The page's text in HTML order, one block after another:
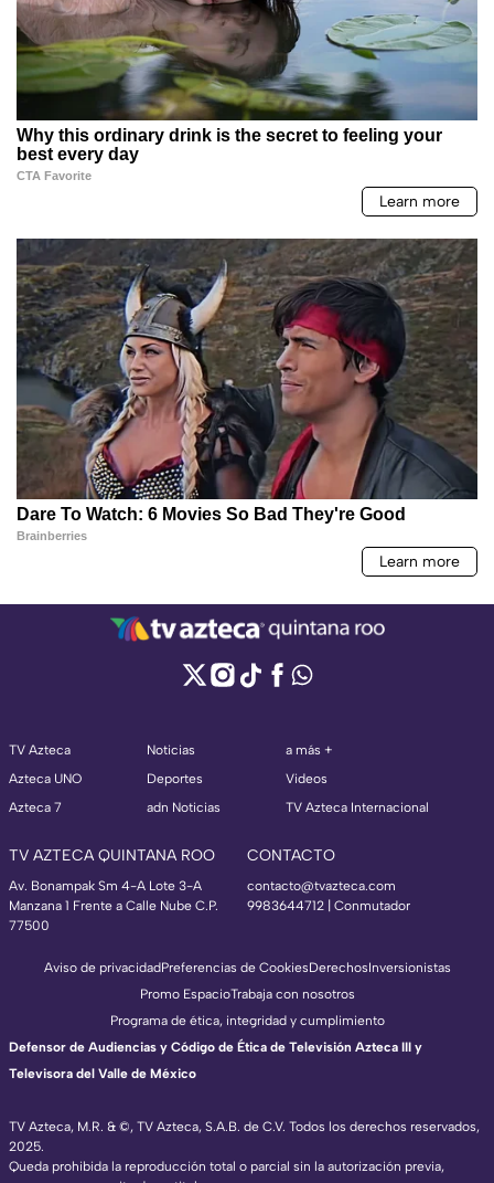
TV Azteca
Azteca UNO
Azteca 7
Noticias
Deportes
adn Noticias
a más +
Videos
TV Azteca Internacional
TV AZTECA QUINTANA ROO
Av. Bonampak Sm 4-A Lote 3-A
Manzana 1 Frente a Calle Nube C.P.
77500
CONTACTO
contacto@tvazteca.com
9983644712 | Conmutador
TV Azteca, M.R. & ©, TV Azteca, S.A.B. de C.V. Todos los derechos reservados,
2025.
Queda prohibida la reproducción total o parcial sin la autorización previa,
Aviso de privacidadPreferencias de CookiesDerechosInversionistas
Promo EspacioTrabaja con nosotros
Programa de ética, integridad y cumplimiento
Defensor de Audiencias y Código de Ética de Televisión Azteca III y
Televisora del Valle de México